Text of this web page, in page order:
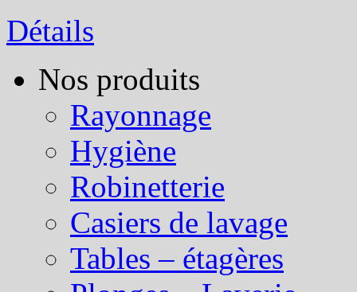
Détails
Nos produits
Rayonnage
Hygiène
Robinetterie
Casiers de lavage
Tables – étagères